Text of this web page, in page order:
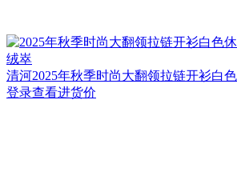
清河2025年秋季时尚大翻领拉链开衫白
登录查看进货价